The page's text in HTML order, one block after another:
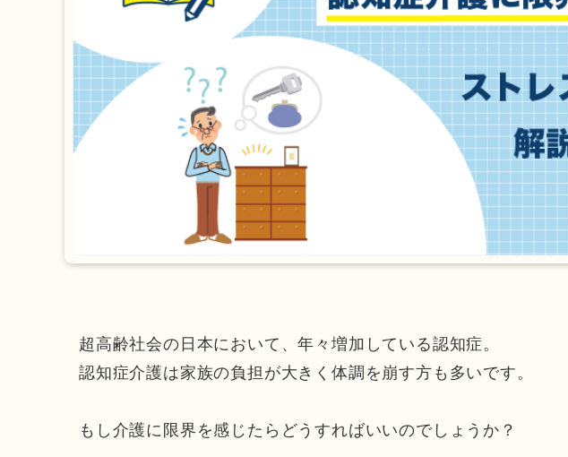
超高齢社会の日本において、年々増加している認知症。
認知症介護は家族の負担が大きく体調を崩す方も多いです。
もし介護に限界を感じたらどうすればいいのでしょうか？